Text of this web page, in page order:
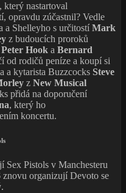
který nastartoval
opravdu zúčastnil? Vedle
a Shelleyho s určitostí Mark
z budoucích proroků
Peter Hook a Bernard
od rodičů peníze a koupí si
a kytarista Buzzcocks Steve
z New Musical
přidá na doporučení
, který ho
koncertu.
Sex Pistols v Manchesteru
znovu organizují Devoto se